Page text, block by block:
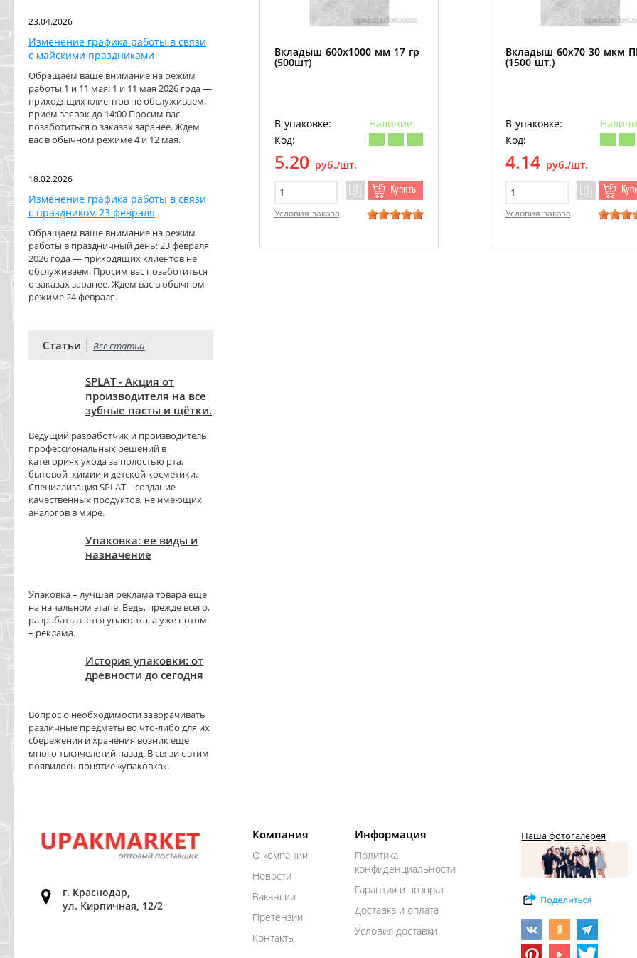
23.04.2026
Изменение графика работы в связи
с майскими праздниками
Обращаем ваше внимание на режим
работы 1 и 11 мая: 1 и 11 мая 2026 года —
приходящих клиентов не обслуживаем,
прием заявок до 14:00 Просим вас
позаботиться о заказах заранее. Ждем
вас в обычном режиме 4 и 12 мая.
18.02.2026
Изменение графика работы в связи
с праздником 23 февраля
Обращаем ваше внимание на режим
работы в праздничный день: 23 февраля
2026 года — приходящих клиентов не
обслуживаем. Просим вас позаботиться
о заказах заранее. Ждем вас в обычном
режиме 24 февраля.
Статьи | Все статьи
SPLAT - Акция от
производителя на все
зубные пасты и щётки.
Ведущий разработчик и производитель
профессиональных решений в
категориях ухода за полостью рта,
бытовой химии и детской косметики.
Специализация SPLAT – создание
качественных продуктов, не имеющих
аналогов в мире.
Упаковка: ее виды и
назначение
Упаковка – лучшая реклама товара еще
на начальном этапе. Ведь, прежде всего,
разрабатывается упаковка, а уже потом
– реклама.
История упаковки: от
древности до сегодня
Вопрос о необходимости заворачивать
различные предметы во что-либо для их
сбережения и хранения возник еще
много тысячелетий назад. В связи с этим
появилось понятие «упаковка».
Вкладыш 600х1000 мм 17 гр
(500шт)
В упаковке:
Наличие:
Код:
5.20 руб./шт.
Купить
Условия заказа
Вкладыш 60х70 30 мкм
(1500 шт.)
В упаковке:
Код:
4.14 руб./шт.
Условия заказа
г. Краснодар,
ул. Кирпичная, 12/2
Компания
О компании
Новости
Вакансии
Претензии
Контакты
Информация
Политика
конфиденциальности
Гарантия и возврат
Доставка и оплата
Условия доставки
Наша фотогалерея